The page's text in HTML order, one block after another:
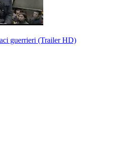
guerrieri (Trailer HD)